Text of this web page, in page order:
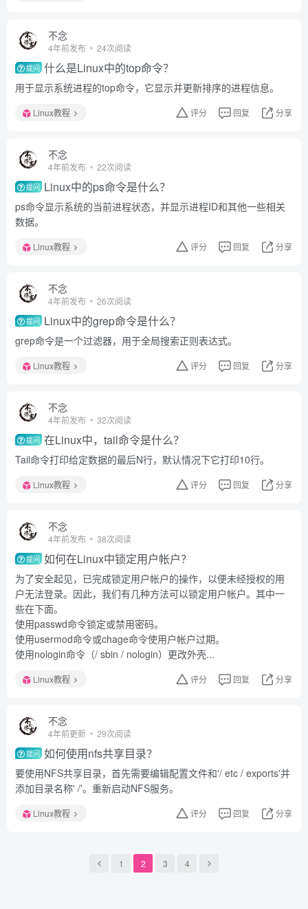
不念
4年前发布 24次阅读
提问 什么是Linux中的top命令？
用于显示系统进程的top命令，它显示并更新排序的进程信息。
Linux教程 评分 回复 分享
不念
4年前发布 22次阅读
提问 Linux中的ps命令是什么？
ps命令显示系统的当前进程状态，并显示进程ID和其他一些相关
数据。
Linux教程 评分 回复 分享
不念
4年前发布 26次阅读
提问 Linux中的grep命令是什么？
grep命令是一个过滤器，用于全局搜索正则表达式。
Linux教程 评分 回复 分享
不念
4年前发布 32次阅读
提问 在Linux中，tail命令是什么？
Tail命令打印给定数据的最后N行，默认情况下它打印10行。
Linux教程 评分 回复 分享
不念
4年前发布 38次阅读
提问 如何在Linux中锁定用户帐户？
为了安全起见，已完成锁定用户帐户的操作，以便未经授权的用
户无法登录。因此，我们有几种方法可以锁定用户帐户。其中一
些在下面。
使用passwd命令锁定或禁用密码。
使用usermod命令或chage命令使用户帐户过期。
使用nologin命令（/ sbin / nologin）更改外壳...
Linux教程 评分 回复 分享
不念
4年前更新 29次阅读
提问 如何使用nfs共享目录？
要使用NFS共享目录，首先需要编辑配置文件和'/ etc / exports'并
添加目录名称' /'。重新启动NFS服务。
Linux教程 评分 回复 分享
1 2 3 4